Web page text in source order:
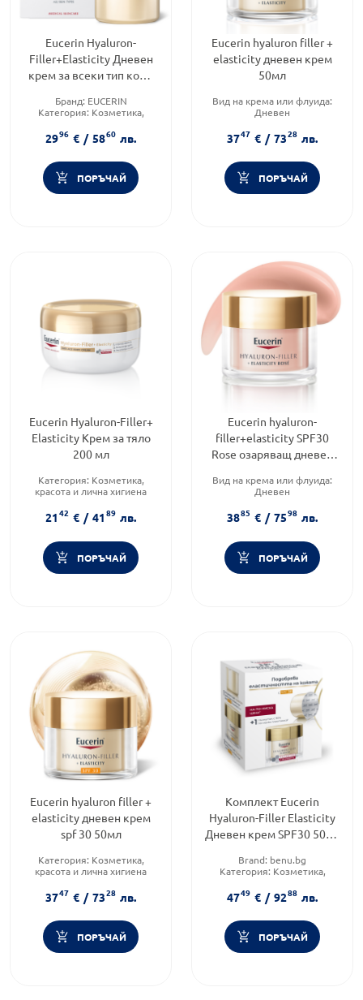
Eucerin Hyaluron-
Filler+Elasticity Дневен
крем за всеки тип кожа
Бранд: EUCERIN
Категория: Козметика,
Форма на продукта:крем
2996 € / 5860 лв.
ПОРЪЧАЙ
Eucerin hyaluron filler +
elasticity дневен крем
50мл
Вид на крема или флуида:
Дневен
красота и лична хигиена
Тип кожа:Всеки тип кожа
3747 € / 7328 лв.
ПОРЪЧАЙ
Eucerin Hyaluron-Filler+
Elasticity Крем за тяло
200 мл
Категория: Козметика,
красота и лична хигиена
Функционалност:
Хидратация
2142 € / 4189 лв.
ПОРЪЧАЙ
Eucerin hyaluron-
filler+elasticity SPF30
Rose озаряващ дневен
Вид на крема или флуида:
Дневен
красота и лична хигиена
Тип козметика:
3885 € / 7598 лв.
ПОРЪЧАЙ
Eucerin hyaluron filler +
elasticity дневен крем
spf 30 50мл
Категория: Козметика,
красота и лична хигиена
Функционалност:Антиейдж
3747 € / 7328 лв.
ПОРЪЧАЙ
Комплект Eucerin
Hyaluron-Filler Elasticity
Дневен крем SPF30 50мл
рефил 50мл
Brand: benu.bg
Категория: Козметика,
4749 € / 9288 лв.
ПОРЪЧАЙ